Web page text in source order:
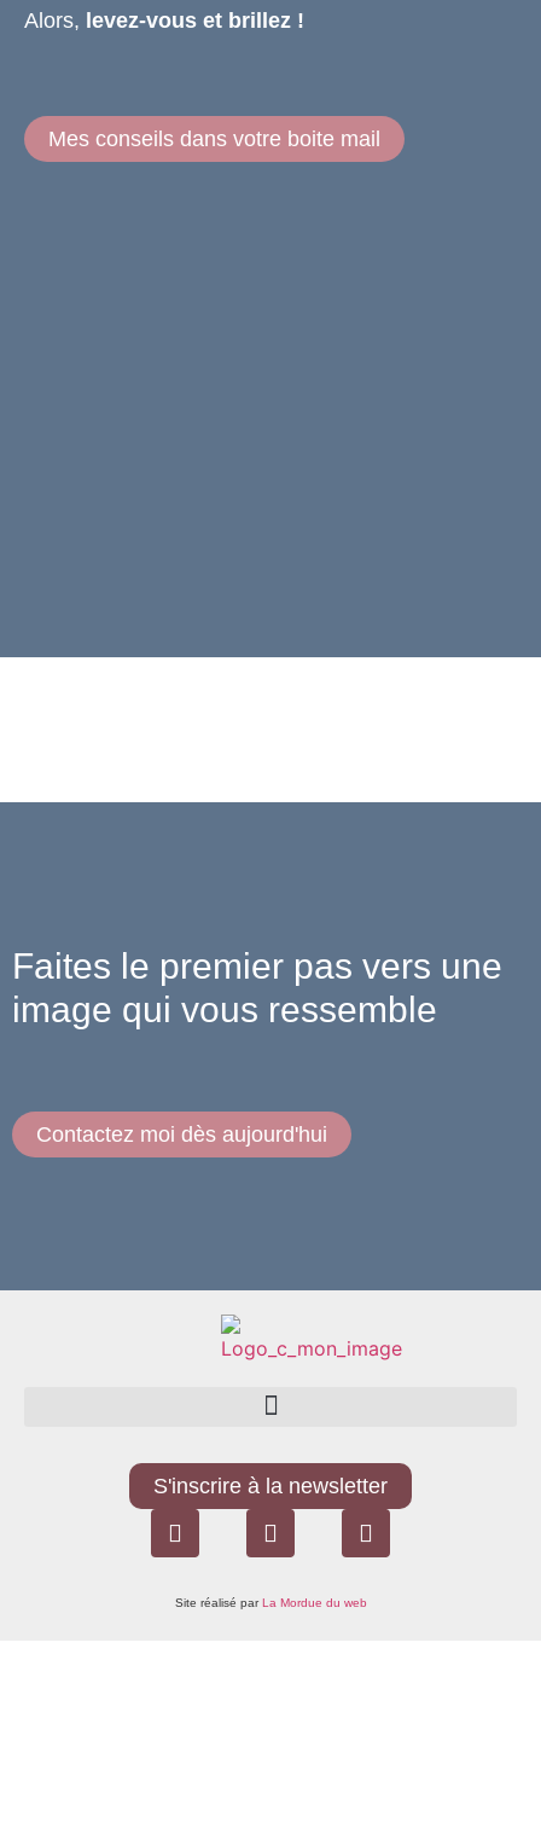
Alors, levez-vous et brillez !
Mes conseils dans votre boite mail
Faites le premier pas vers une
image qui vous ressemble
Contactez moi dès aujourd'hui
S'inscrire à la newsletter
Site réalisé parLa Mordue du web